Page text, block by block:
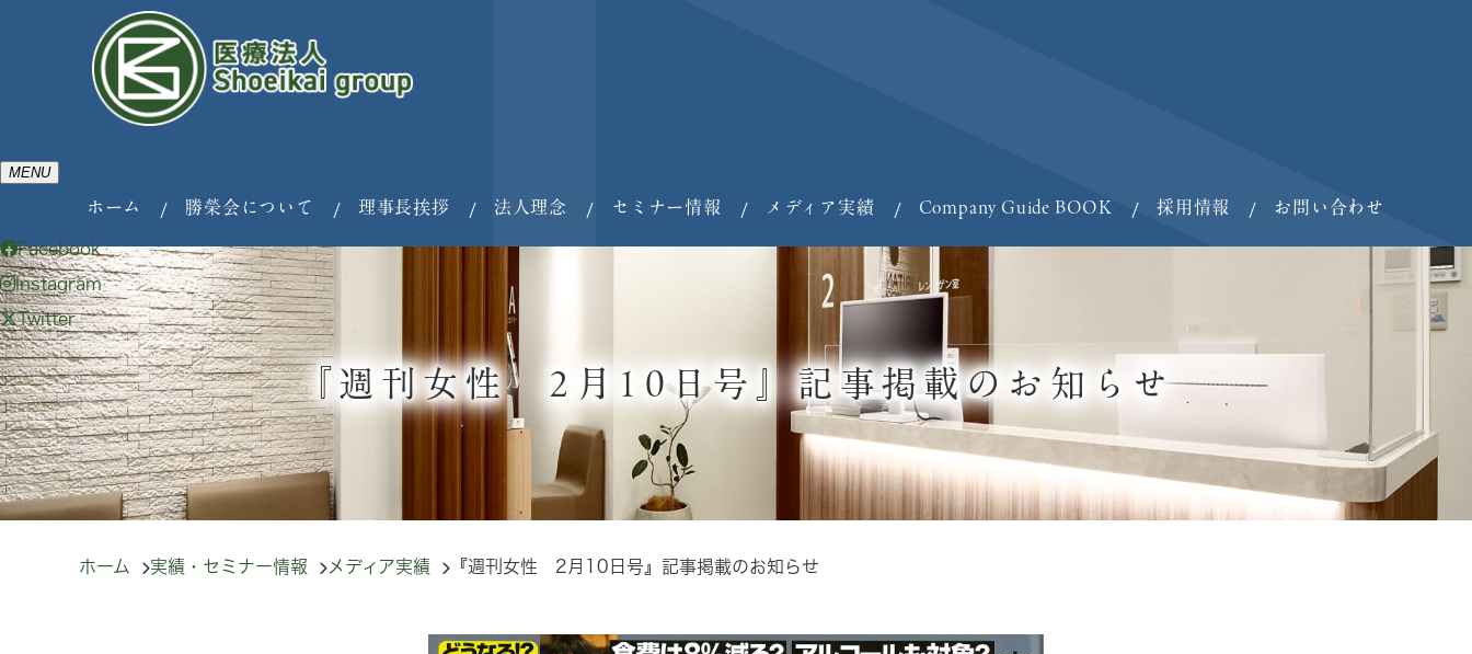
MENU
ホーム 勝榮会について 理事長挨拶 法人理念 セミナー情報 メディア実績 Company Guide BOOK 採用情報 お問い合わせ
Facebook
Instagram
Twitter
『週刊女性 2月10日号』記事掲載のお知らせ
ホーム 実績・セミナー情報 メディア実績 『週刊女性 2月10日号』記事掲載のお知らせ